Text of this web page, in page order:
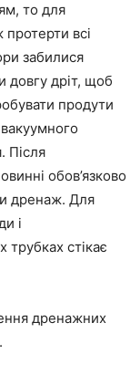
то для
всі
забилися
довгу дріт, щоб
продути
Після
обов’язково
дренаж. Для
і
стікає
дренажних